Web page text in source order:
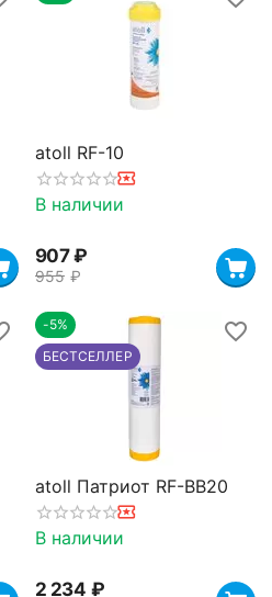
atoll RF-10
В наличии
‍907‍ ₽
‍955‍ ₽
-5%
БЕСТСЕЛЛЕР
atoll Патриот RF-BB20
В наличии
2 234 ₽